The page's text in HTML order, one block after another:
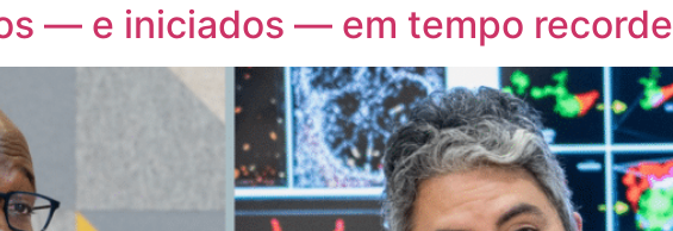
— e iniciados — em tempo recorde